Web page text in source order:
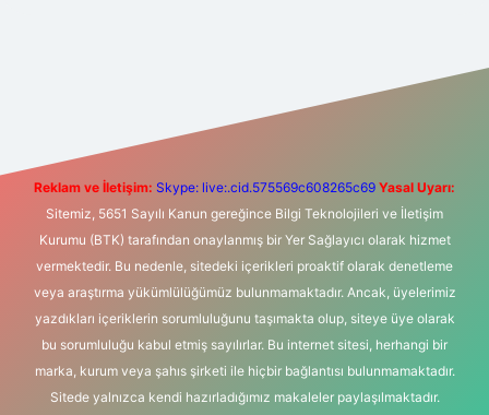
betexper.xyzm
Reklam ve İletişim: Skype: live:.cid.575569c608265c69 Yasal Uyarı:
Sitemiz, 5651 Sayılı Kanun gereğince Bilgi Teknolojileri ve İletişim
Kurumu (BTK) tarafından onaylanmış bir Yer Sağlayıcı olarak hizmet
vermektedir. Bu nedenle, sitedeki içerikleri proaktif olarak denetleme
veya araştırma yükümlülüğümüz bulunmamaktadır. Ancak, üyelerimiz
yazdıkları içeriklerin sorumluluğunu taşımakta olup, siteye üye olarak
bu sorumluluğu kabul etmiş sayılırlar. Bu internet sitesi, herhangi bir
marka, kurum veya şahıs şirketi ile hiçbir bağlantısı bulunmamaktadır.
Sitede yalnızca kendi hazırladığımız makaleler paylaşılmaktadır.